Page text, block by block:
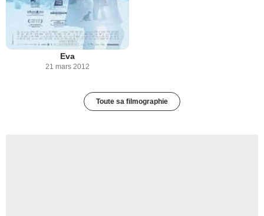
Eva
21 mars 2012
Toute sa filmographie